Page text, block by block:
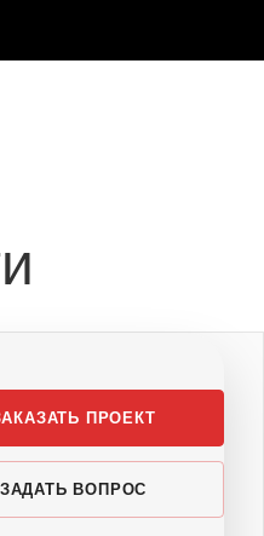
ПРОЕКТ
ЗАДАТЬ ВОПРОС